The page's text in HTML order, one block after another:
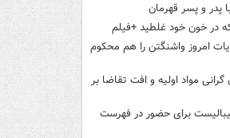
پدر و پسر قهرمان
در خون خود غلطید +فیلم
امروز واشنگتن را هم محکوم
مواد اولیه و افت تقاضا بر
۲۸ والیبالیست برای حضور در فهرست